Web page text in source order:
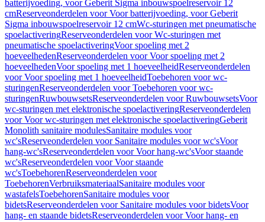
batterijvoeding, voor Geberit Sigma inbouwspoelreservoir 12
cmReserveonderdelen voor Voor batterijvoeding, voor Geberit
Sigma inbouwspoelreservoir 12 cmWc-sturingen met pneumatische
spoelactiveringReserveonderdelen voor Wc-sturingen met
pneumatische spoelactiveringVoor spoeling met 2
hoeveelhedenReserveonderdelen voor Voor spoeling met 2
hoeveelhedenVoor spoeling met 1 hoeveelheidReserveonderdelen
voor Voor spoeling met 1 hoeveelheidToebehoren voor wc-
sturingenReserveonderdelen voor Toebehoren voor wc-
sturingenRuwbouwsetsReserveonderdelen voor RuwbouwsetsVoor
wc-sturingen met elektronische spoelactiveringReserveonderdelen
voor Voor wc-sturingen met elektronische spoelactiveringGeberit
Monolith sanitaire modulesSanitaire modules voor
wc'sReserveonderdelen voor Sanitaire modules voor wc'sVoor
hang-wc'sReserveonderdelen voor Voor hang-wc'sVoor staande
wc'sReserveonderdelen voor Voor staande
wc'sToebehorenReserveonderdelen voor
ToebehorenVerbruiksmateriaalSanitaire modules voor
wastafelsToebehorenSanitaire modules voor
bidetsReserveonderdelen voor Sanitaire modules voor bidetsVoor
hang- en staande bidetsReserveonderdelen voor Voor hang- en